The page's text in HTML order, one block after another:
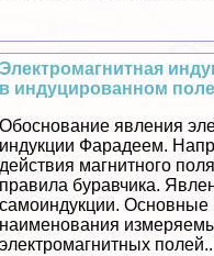
Электромагнитная
в индуцированном поле
Обоснование явления
индукции Фарадеем.
действия магнитного
правила буравчика.
самоиндукции. Основные
наименования
электромагнитных